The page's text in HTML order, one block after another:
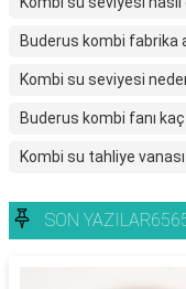
Buderus kombi fabrika
Kombi su seviyesi
Buderus kombi fanı
Kombi su tahliye
SON